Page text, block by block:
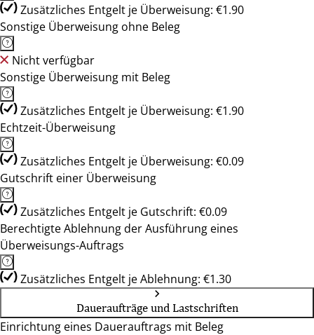
Zusätzliches Entgelt je Überweisung: €1.90
Sonstige Überweisung ohne Beleg
Nicht verfügbar
Sonstige Überweisung mit Beleg
Zusätzliches Entgelt je Überweisung: €1.90
Echtzeit-Überweisung
Zusätzliches Entgelt je Überweisung: €0.09
Gutschrift einer Überweisung
Zusätzliches Entgelt je Gutschrift: €0.09
Berechtigte Ablehnung der Ausführung eines
Überweisungs-Auftrags
Zusätzliches Entgelt je Ablehnung: €1.30
Daueraufträge und Lastschriften
Einrichtung eines Dauerauftrags mit Beleg